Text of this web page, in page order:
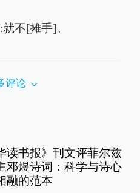
不[摊手]。
评论
读书报》刊文评菲尔兹
邓煜诗词：科学与诗心
融的范本